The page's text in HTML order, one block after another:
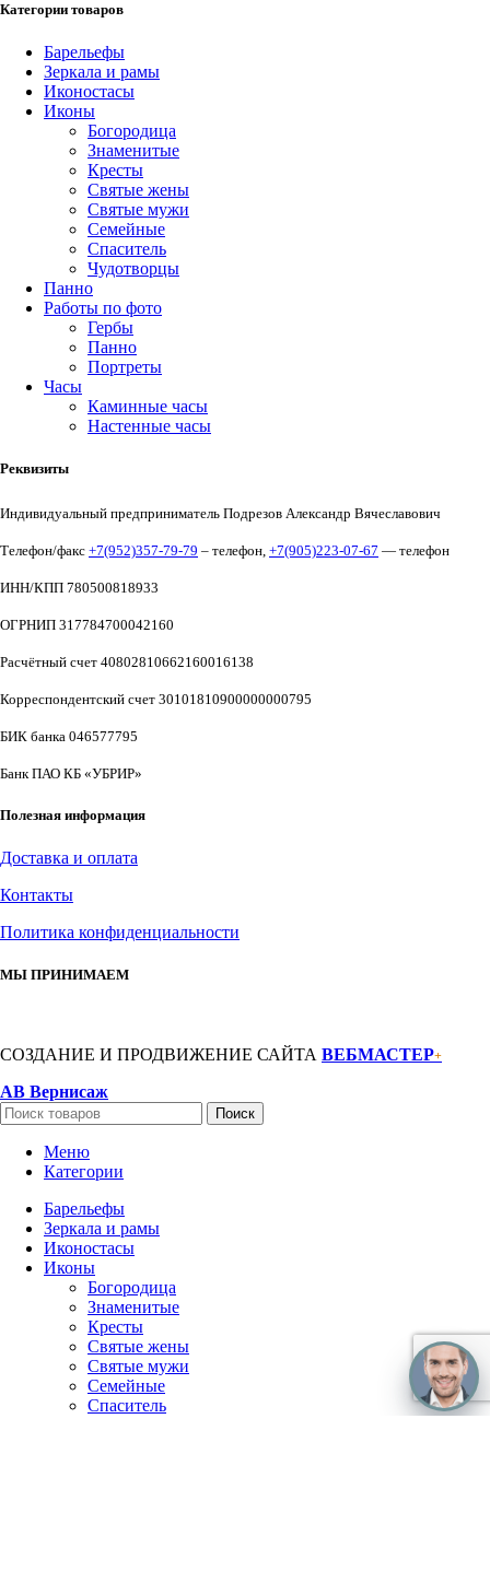
Категории товаров
Барельефы
Зеркала и рамы
Иконостасы
Иконы
Богородица
Знаменитые
Кресты
Святые жены
Святые мужи
Семейные
Спаситель
Чудотворцы
Панно
Работы по фото
Гербы
Панно
Портреты
Часы
Каминные часы
Настенные часы
Реквизиты
Индивидуальный предприниматель Подрезов Александр Вячеславович
Телефон/факс +7(952)357-79-79 – телефон, +7(905)223-07-67 — телефон
ИНН/КПП 780500818933
ОГРНИП 317784700042160
Расчётный счет 40802810662160016138
Корреспондентский счет 30101810900000000795
БИК банка 046577795
Банк ПАО КБ «УБРИР»
Полезная информация
Доставка и оплата
Контакты
Политика конфиденциальности
МЫ ПРИНИМАЕМ
СОЗДАНИЕ И ПРОДВИЖЕНИЕ САЙТА ВЕБМАСТЕР+
АВ Вернисаж
Поиск
Меню
Категории
Барельефы
Зеркала и рамы
Иконостасы
Иконы
Богородица
Знаменитые
Кресты
Святые жены
Святые мужи
Семейные
Спаситель